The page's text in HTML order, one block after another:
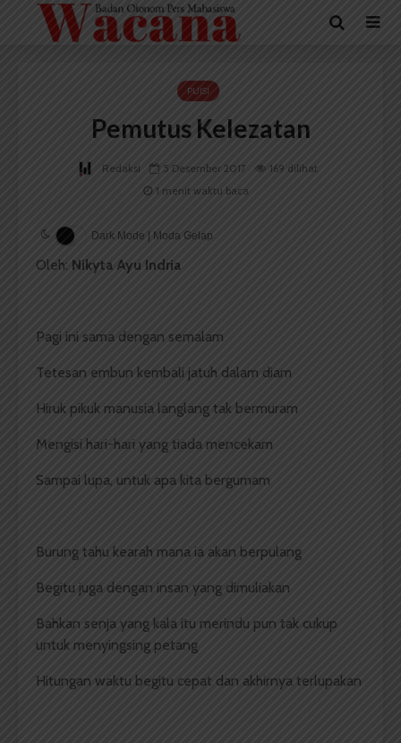
PUISI
Pemutus Kelezatan
Redaksi 5 Desember 2017
169 dilihat
1 menit waktu baca
Dark Mode | Moda Gelap
Oleh: Nikyta Ayu Indria
Pagi ini sama dengan semalam
Tetesan embun kembali jatuh dalam diam
Hiruk pikuk manusia langlang tak bermuram
Mengisi hari-hari yang tiada mencekam
Sampai lupa, untuk apa kita bergumam
Burung tahu kearah mana ia akan berpulang
Begitu juga dengan insan yang dimuliakan
Bahkan senja yang kala itu merindu pun tak cukup
untuk menyingsing petang
Hitungan waktu begitu cepat dan akhirnya terlupakan